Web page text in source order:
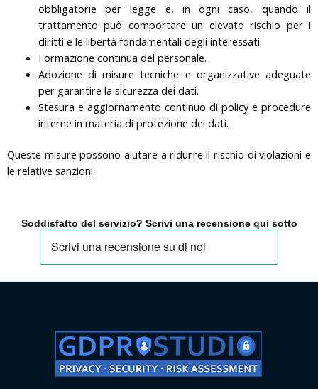
obbligatorie per legge e, in ogni caso, quando il
trattamento può comportare un elevato rischio per i
diritti e le libertà fondamentali degli interessati.
Formazione continua del personale.
Adozione di misure tecniche e organizzative adeguate
per garantire la sicurezza dei dati.
Stesura e aggiornamento continuo di policy e procedure
interne in materia di protezione dei dati.
Queste misure possono aiutare a ridurre il rischio di violazioni e
le relative sanzioni.
Soddisfatto del servizio? Scrivi una recensione qui sotto